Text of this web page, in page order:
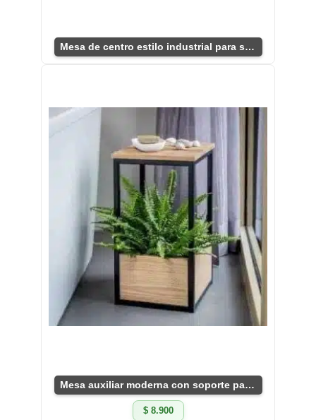
Mesa de centro estilo industrial para sala moderna
Mesa auxiliar moderna con soporte para plantas
$ 8.900